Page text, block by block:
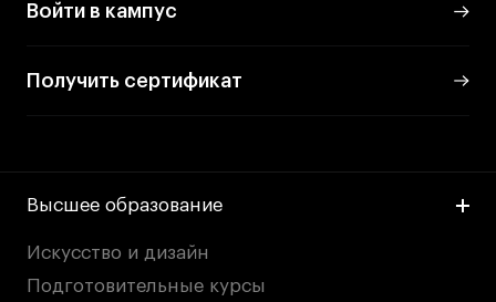
Войти в кампус
Получить сертификат
Высшее образование
Искусство и дизайн
Подготовительные курсы